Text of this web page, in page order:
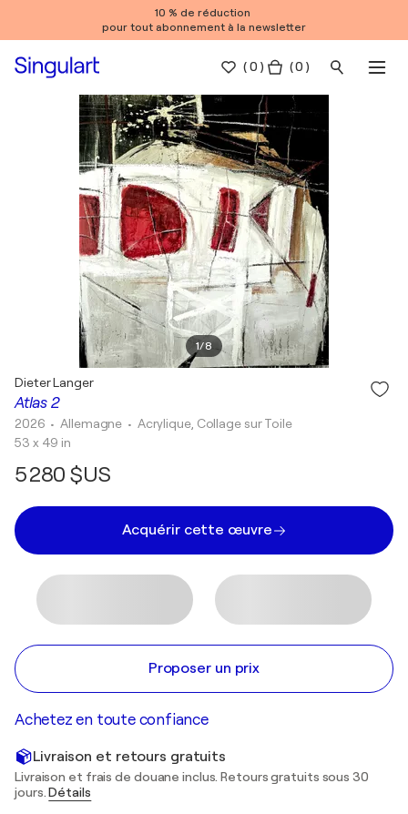
10 % de réduction
pour tout abonnement à la newsletter
(0 ) ( 0 )
1/8
Atlas 2
Dieter Langer
2026 • Allemagne • Acrylique, Collage sur Toile
53 x 49 in
5 280 $US
Acquérir cette œuvre
Proposer un prix
Achetez en toute confiance
Livraison et retours gratuits
Livraison et frais de douane inclus. Retours gratuits sous 30
jours.Détails